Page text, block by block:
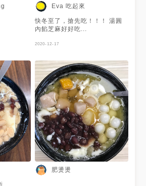
Eva 吃起來
快冬至了，搶先吃！！！ 湯圓
內餡芝麻好好吃...
2020-12-17
肥燙燙